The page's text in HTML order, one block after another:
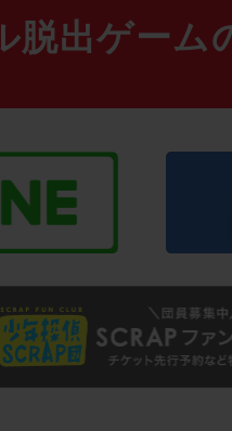
脱出ゲーム